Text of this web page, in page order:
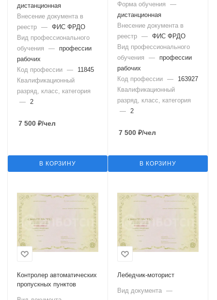
дистанционная
Внесение документа в
реестр — ФИС ФРДО
Вид профессионального
обучения
—
профессии
рабочих
Код профессии —
11845
Квалификационный
разряд, класс, категория
— 2
7 500 ₽/чел
В КОРЗИНУ
Форма обучения
—
дистанционная
Внесение документа в
реестр — ФИС ФРДО
Вид профессионального
обучения
—
профессии
рабочих
Код профессии —
163927
Квалификационный
разряд, класс, категория
— 2
7 500 ₽/чел
В КОРЗИНУ
Контролер автоматических
пропускных пунктов
Лебедчик-моторист
Вид документа —